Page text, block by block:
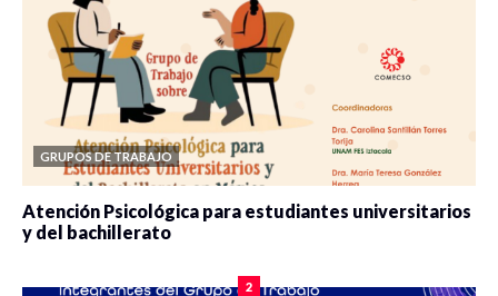
GRUPOS DE TRABAJO
Atención Psicológica para estudiantes universitarios
y del bachillerato
2